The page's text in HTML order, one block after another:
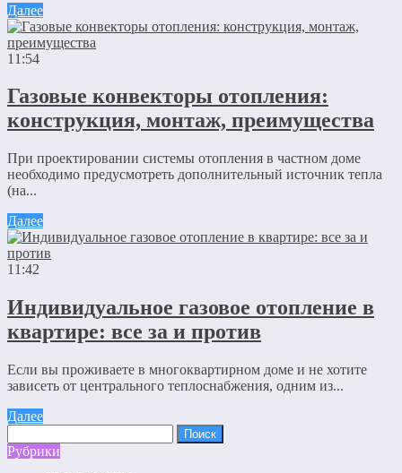
Далее
11:54
Газовые конвекторы отопления:
конструкция, монтаж, преимущества
При проектировании системы отопления в частном доме
необходимо предусмотреть дополнительный источник тепла
(на...
Далее
11:42
Индивидуальное газовое отопление в
квартире: все за и против
Если вы проживаете в многоквартирном доме и не хотите
зависеть от центрального теплоснабжения, одним из...
Далее
Рубрики